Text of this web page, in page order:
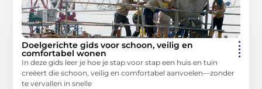
Doelgerichte gids voor schoon, veilig en
comfortabel wonen
In deze gids leer je hoe je stap voor stap een huis en tuin
creëert die schoon, veilig en comfortabel aanvoelen—zonder
te vervallen in snelle